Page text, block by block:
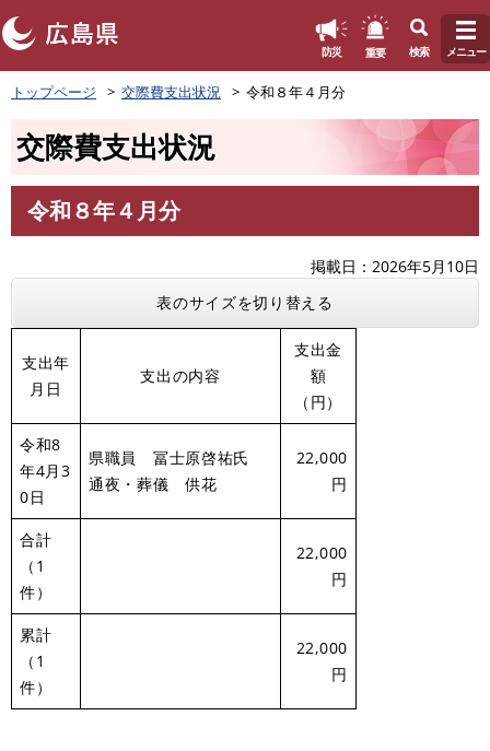
ペ
ー
頭
す
防災 重要 検索 メニュー
トップページ 交際費支出状況 令和８年４月分
交際費支出状況
文
令和８年４月分
掲載日
2026年5月10日
表のサイズを切り替える
支出年
月日
支出の内容
支出金
額
（円）
令和8
年4月3
0日
県職員 冨士原啓祐氏
通夜・葬儀 供花
22,000
円
合計
（1
件）
22,000
円
累計
（1
件）
22,000
円